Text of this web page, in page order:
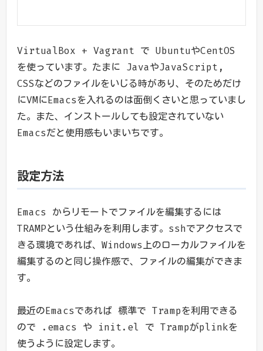
VirtualBox + Vagrant で UbuntuやCentOS
を使っています。たまに JavaやJavaScript,
CSSなどのファイルをいじる時があり、そのためだけ
にVMにEmacsを入れるのは面倒くさいと思っていまし
た。また、インストールしても設定されていない
Emacsだと使用感もいまいちです。
設定方法
Emacs からリモートでファイルを編集するには
TRAMPという仕組みを利用します。sshでアクセスで
きる環境であれば、Windows上のローカルファイルを
編集するのと同じ操作感で、ファイルの編集ができま
す。
最近のEmacsであれば 標準で Trampを利用できる
ので .emacs や init.el で Trampがplinkを
使うように設定します。